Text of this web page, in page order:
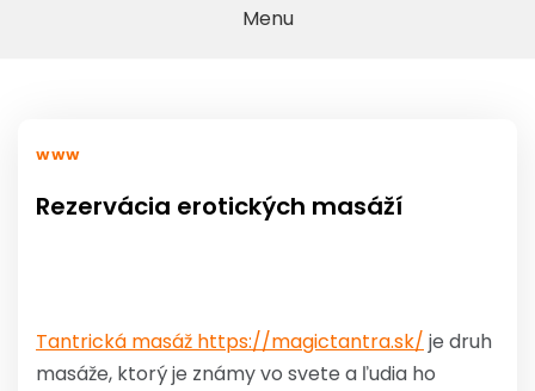
Menu
WWW
Rezervácia erotických masáží
Tantrická masáž https://magictantra.sk/ je druh
masáže, ktorý je známy vo svete a ľudia ho